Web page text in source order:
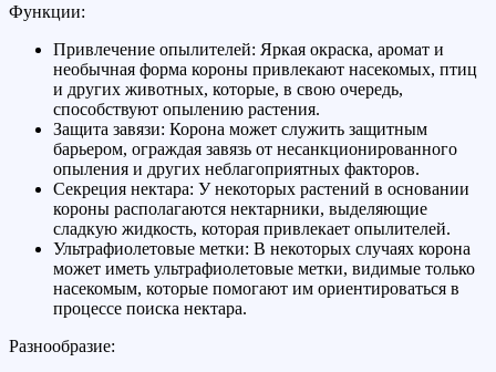
Функции:
Привлечение опылителей: Яркая окраска, аромат и
необычная форма короны привлекают насекомых, птиц
и других животных, которые, в свою очередь,
способствуют опылению растения.
Защита завязи: Корона может служить защитным
барьером, ограждая завязь от несанкционированного
опыления и других неблагоприятных факторов.
Секреция нектара: У некоторых растений в основании
короны располагаются нектарники, выделяющие
сладкую жидкость, которая привлекает опылителей.
Ультрафиолетовые метки: В некоторых случаях корона
может иметь ультрафиолетовые метки, видимые только
насекомым, которые помогают им ориентироваться в
процессе поиска нектара.
Разнообразие: